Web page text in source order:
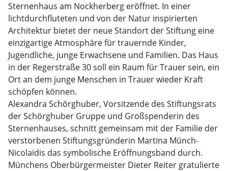
Sternenhaus am Nockherberg eröffnet. In einer
lichtdurchfluteten und von der Natur inspirierten
Architektur bietet der neue Standort der Stiftung eine
einzigartige Atmosphäre für trauernde Kinder,
Jugendliche, junge Erwachsene und Familien. Das Haus
in der Regerstraße 30 soll ein Raum für Trauer sein, ein
Ort an dem junge Menschen in Trauer wieder Kraft
schöpfen können.
Alexandra Schörghuber, Vorsitzende des Stiftungsrats
der Schörghuber Gruppe und Großspenderin des
Sternenhauses, schnitt gemeinsam mit der Familie der
verstorbenen Stiftungsgründerin Martina Münch-
Nicolaidis das symbolische Eröffnungsband durch.
Münchens Oberbürgermeister Dieter Reiter gratulierte